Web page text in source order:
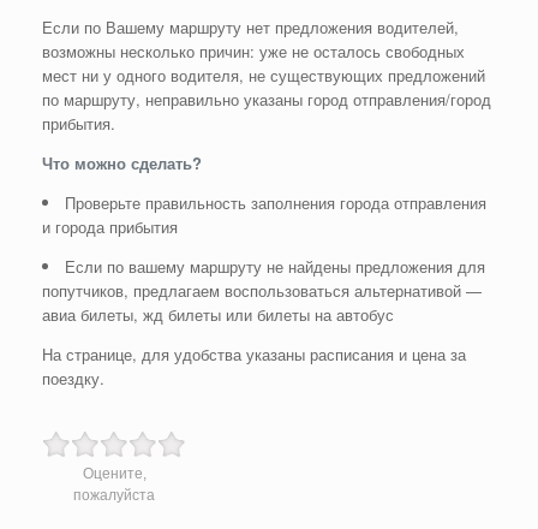
Если по Вашему маршруту нет предложения водителей,
возможны несколько причин: уже не осталось свободных
мест ни у одного водителя, не существующих предложений
по маршруту, неправильно указаны город отправления/город
прибытия.
Что можно сделать?
Проверьте правильность заполнения города отправления
и города прибытия
Если по вашему маршруту не найдены предложения для
попутчиков, предлагаем воспользоваться альтернативой —
авиа билеты, жд билеты или билеты на автобус
На странице, для удобства указаны расписания и цена за
поездку.
Оцените,
пожалуйста